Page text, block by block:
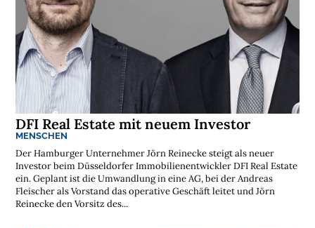
s
t
e
n
l
o
s
e
N
e
w
s
e
t
e
r
➔
j
e
t
z
DFI Real Estate mit neuem Investor
MENSCHEN
Der Hamburger Unternehmer Jörn Reinecke steigt als neuer
Investor beim Düsseldorfer Immobilienentwickler DFI Real Estate
ein. Geplant ist die Umwandlung in eine AG, bei der Andreas
Fleischer als Vorstand das operative Geschäft leitet und Jörn
Reinecke den Vorsitz des...